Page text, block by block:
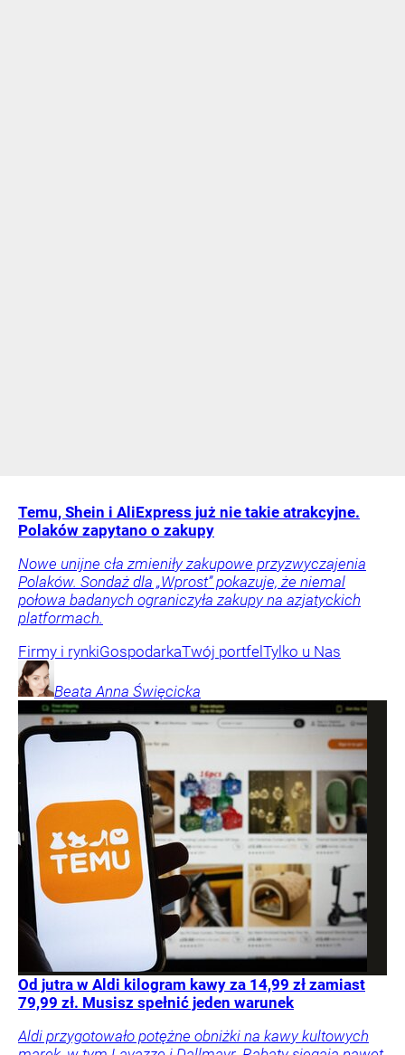
Temu, Shein i AliExpress już nie takie atrakcyjne.
Polaków zapytano o zakupy
Nowe unijne cła zmieniły zakupowe przyzwyczajenia
Polaków. Sondaż dla „Wprost” pokazuje, że niemal
połowa badanych ograniczyła zakupy na azjatyckich
platformach.
Firmy i rynkiGospodarkaTwój portfel Tylko u Nas
Beata Anna Święcicka
Od jutra w Aldi kilogram kawy za 14,99 zł zamiast
79,99 zł. Musisz spełnić jeden warunek
Aldi przygotowało potężne obniżki na kawy kultowych